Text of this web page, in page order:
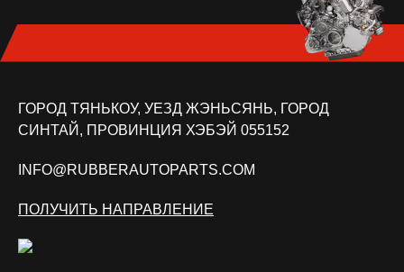
ГОРОД ТЯНЬКОУ, УЕЗД ЖЭНЬСЯНЬ, ГОРОД
СИНТАЙ, ПРОВИНЦИЯ ХЭБЭЙ 055152
INFO@RUBBERAUTOPARTS.COM
ПОЛУЧИТЬ НАПРАВЛЕНИЕ